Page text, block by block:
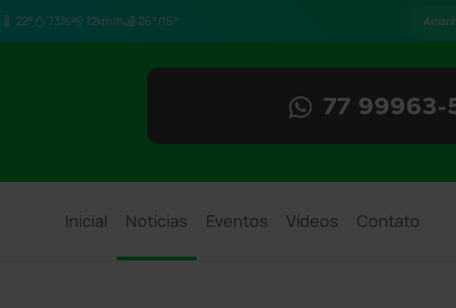
22° 73% 12km/h 26°/15°
Inicial Notícias Eventos Vídeos Contato